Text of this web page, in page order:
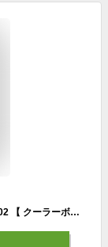
THERMOS サーモス ソフトクーラー 約10L REI-0102 【 クーラーボックス 保冷 アウトドア スポーツ 保冷バッグ 10L 】